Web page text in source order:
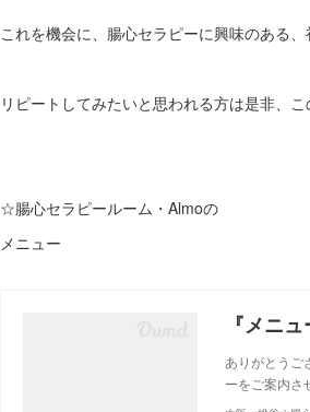
これを機会に、腸心セラピーに興味のある
リピートしてみたいと思われる方は是非、
☆腸心セラピールーム・Almoの
メニュー
『メニュ
ありがとうご
ーをご案内さ